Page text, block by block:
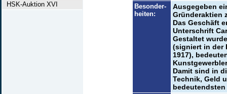
HSK-Auktion XVI
Besonder-
heiten:
Ausgegeben
Gründeraktien
Das Geschäft
Unterschrift
Gestaltet
(signiert in der
1917),
Damit sind in
Technik, Geld